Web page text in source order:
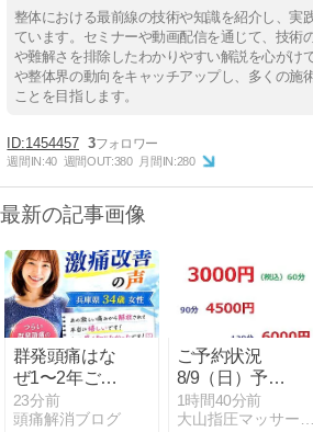
整体における最前線の技術や知識を紹介し、実
ています。セミナーや動画配信を通じて、技術
や難解さを排除したわかりやすい解説を心がけ
や整体界の動向をキャッチアップし、多くの施
ことを目指します。
1454457 3
週間IN:40 週間OUT:380 月間IN:280
最新の記事画像
群発頭痛はな
ぜ1〜2年ごと
に起こるの
か？「火山噴
23分前
頭痛解消ブログ
ご予約状況
8/9（日）予約
割
1時間40分前
大山指圧マッサージ治療院 板橋 整体 肩こり 腰痛 改善